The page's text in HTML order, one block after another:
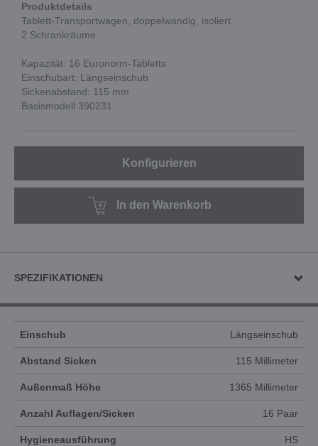
Produktdetails
Tablett-Transportwagen, doppelwandig, isoliert
2 Schrankräume
Kapazität: 16 Euronorm-Tabletts
Einschubart: Längseinschub
Sickenabstand: 115 mm
Basismodell 390231
Konfigurieren
In den Warenkorb
SPEZIFIKATIONEN
Einschub Längseinschub
Abstand Sicken 115 Millimeter
Außenmaß Höhe 1365 Millimeter
Anzahl Auflagen/Sicken 16 Paar
Hygieneausführung HS